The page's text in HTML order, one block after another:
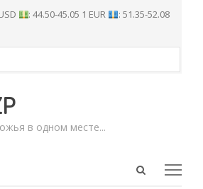
: 44.50-45.05 1 EUR
: 51.35-52.08
в одном месте...
Open